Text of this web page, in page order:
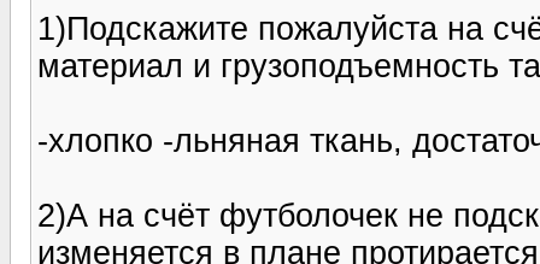
1)Подскажите пожалуйста на
материал и грузоподъемность
-хлопко -льняная ткань,
2)А на счёт футболочек не
изменяется в плане